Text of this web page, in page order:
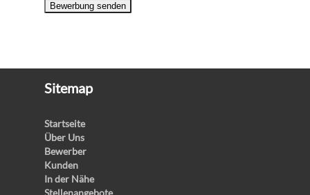
Bewerbung senden
Sitemap
Startseite
Über Uns
Bewerber
Kunden
In der Nähe